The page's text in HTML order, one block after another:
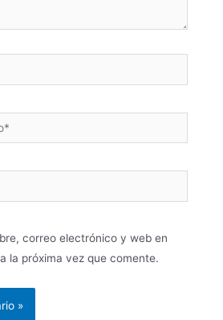
correo electrónico y web en
la próxima vez que comente.